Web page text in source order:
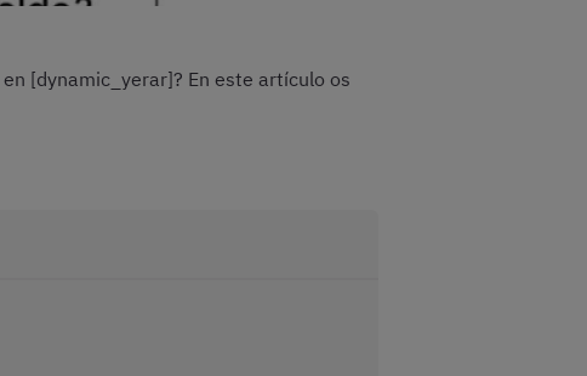
en [dynamic_yerar]? En este artículo os